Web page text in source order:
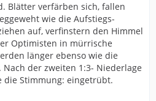
Blätter verfärben sich, fallen
wie die Aufstiegs-
auf, verfinstern den Himmel
Optimisten in mürrische
länger ebenso wie die
der zweiten 1:3- Niederlage
die Stimmung: eingetrübt.